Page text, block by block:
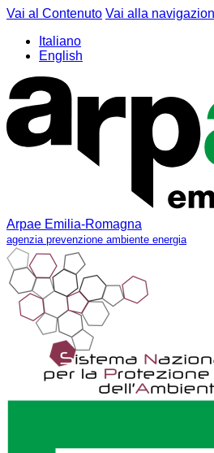
Vai al Contenuto Vai alla
Italiano
English
Arpae Emilia-Romagna
agenzia prevenzione ambiente energia